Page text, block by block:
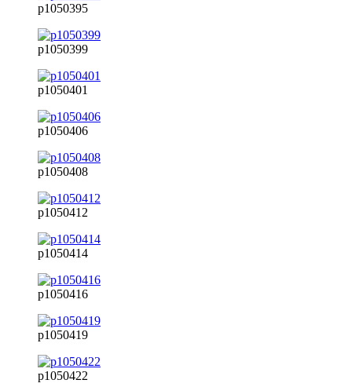
p1050395
p1050399
p1050401
p1050406
p1050408
p1050412
p1050414
p1050416
p1050419
p1050422